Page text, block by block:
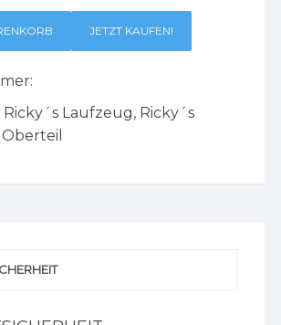
JETZT KAUFEN!
Ricky´s Laufzeug, Ricky´s
Oberteil